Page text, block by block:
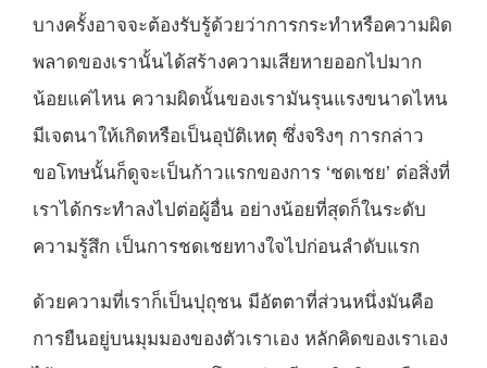
บางครั้งอาจจะต้องรับรู้ด้วยว่าการกระทำหรือความผิด
พลาดของเรานั้นได้สร้างความเสียหายออกไปมาก
น้อยแค่ไหน ความผิดนั้นของเรามันรุนแรงขนาดไหน
มีเจตนาให้เกิดหรือเป็นอุบัติเหตุ ซึ่งจริงๆ การกล่าว
ขอโทษนั้นก็ดูจะเป็นก้าวแรกของการ ‘ชดเชย’ ต่อสิ่งที่
เราได้กระทำลงไปต่อผู้อื่น อย่างน้อยที่สุดก็ในระดับ
ความรู้สึก เป็นการชดเชยทางใจไปก่อนลำดับแรก
ด้วยความที่เราก็เป็นปุถุชน มีอัตตาที่ส่วนหนึ่งมันคือ
การยืนอยู่บนมุมมองของตัวเราเอง หลักคิดของเราเอง